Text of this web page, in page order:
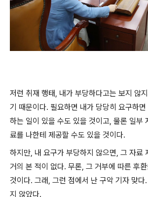
저런 취재 행태, 내가 부당하다고는 보지 않
기 때문이다. 필요하면 내가 당당히 요구하
하는 일이 있을 수도 있을 것이고, 물론 일부
료를 나한테 제공할 수도 있을 것이다.
하지만, 내 요구가 부당하지 않으면, 그 자료
거의 본 적이 없다. 무론, 그 거부에 따른 후
것이다. 그래, 그런 점에서 난 구악 기자 맞다
지 않았다.